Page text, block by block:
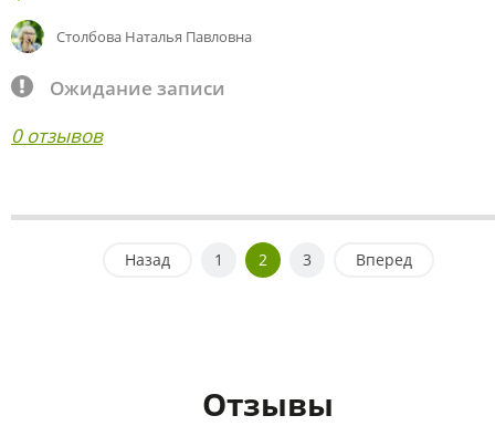
Столбова Наталья Павловна
Ожидание записи
0 отзывов
Назад 1 2 3 Вперед
Отзывы